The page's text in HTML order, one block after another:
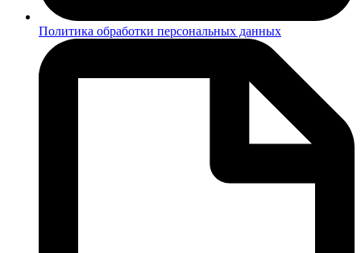
Политика обработки персональных данных